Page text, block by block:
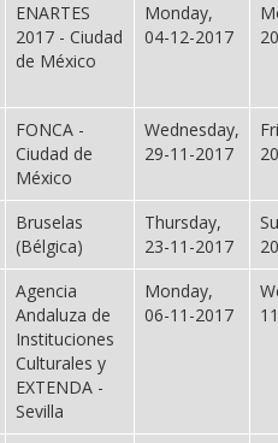
ENARTES
2017 - Ciudad
de México
Monday,
04-12-2017
FONCA -
Ciudad de
México
Wednesday,
29-11-2017
Bruselas
(Bélgica)
Thursday,
23-11-2017
Agencia
Andaluza de
Instituciones
Culturales y
EXTENDA -
Sevilla
Monday,
06-11-2017